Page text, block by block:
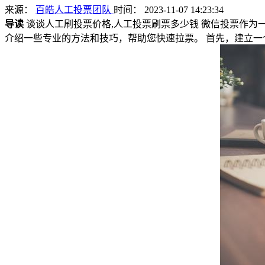
来源： 百皓人工投票团队 时间： 2023-11-07 14:23:34
导读 谈谈人工刷投票价格,人工投票刷票多少钱 微信投票作
介绍一些专业的方法和技巧，帮助您快速拉票。 首先，建立